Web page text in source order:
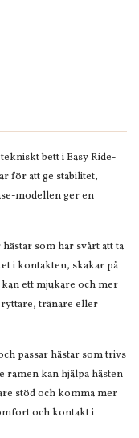
bett i Easy Ride-
för att ge stabilitet,
modellen ger en
som har svårt att ta
i kontakten, skakar på
ett mjukare och mer
ryttare, tränare eller
passar hästar som trivs
ramen kan hjälpa hästen
stöd och komma mer
och kontakt i